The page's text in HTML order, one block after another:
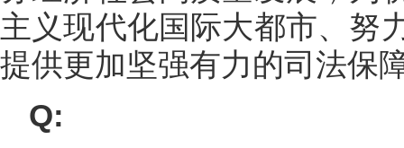
主义现代化国际大都市、努
提供更加坚强有力的司法保
Q: